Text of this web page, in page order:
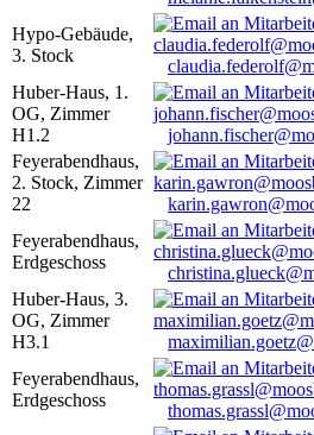
Hypo-Gebäude,
3. Stock
Huber-Haus, 1.
OG, Zimmer
H1.2
Feyerabendhaus,
2. Stock, Zimmer
22
Feyerabendhaus,
Erdgeschoss
Huber-Haus, 3.
OG, Zimmer
H3.1
Feyerabendhaus,
Erdgeschoss